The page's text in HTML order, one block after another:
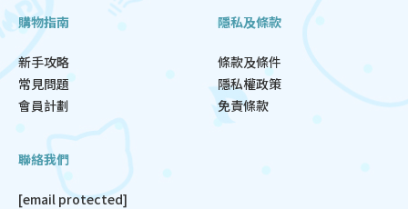
購物指南
新手攻略
常見問題
會員計劃
隱私及條款
條款及條件
隱私權政策
免責條款
聯絡我們
[email protected]